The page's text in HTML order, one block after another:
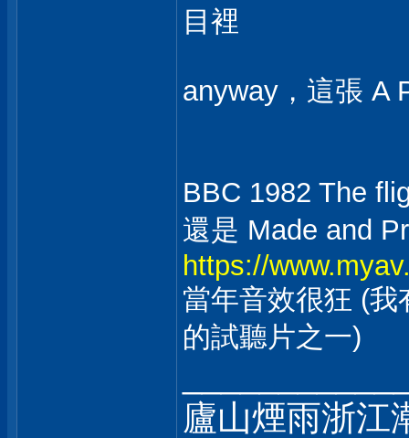
目裡
anyway，這張 A
BBC 1982 The
還是 Made and
https://
當年音效很狂 (
的試聽片之一)
廬山煙雨浙江